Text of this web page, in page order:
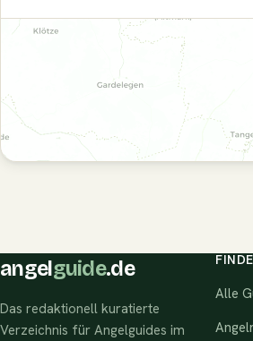
angel guide.de
Das redaktionell kuratierte
Verzeichnis für Angelguides im
Alle